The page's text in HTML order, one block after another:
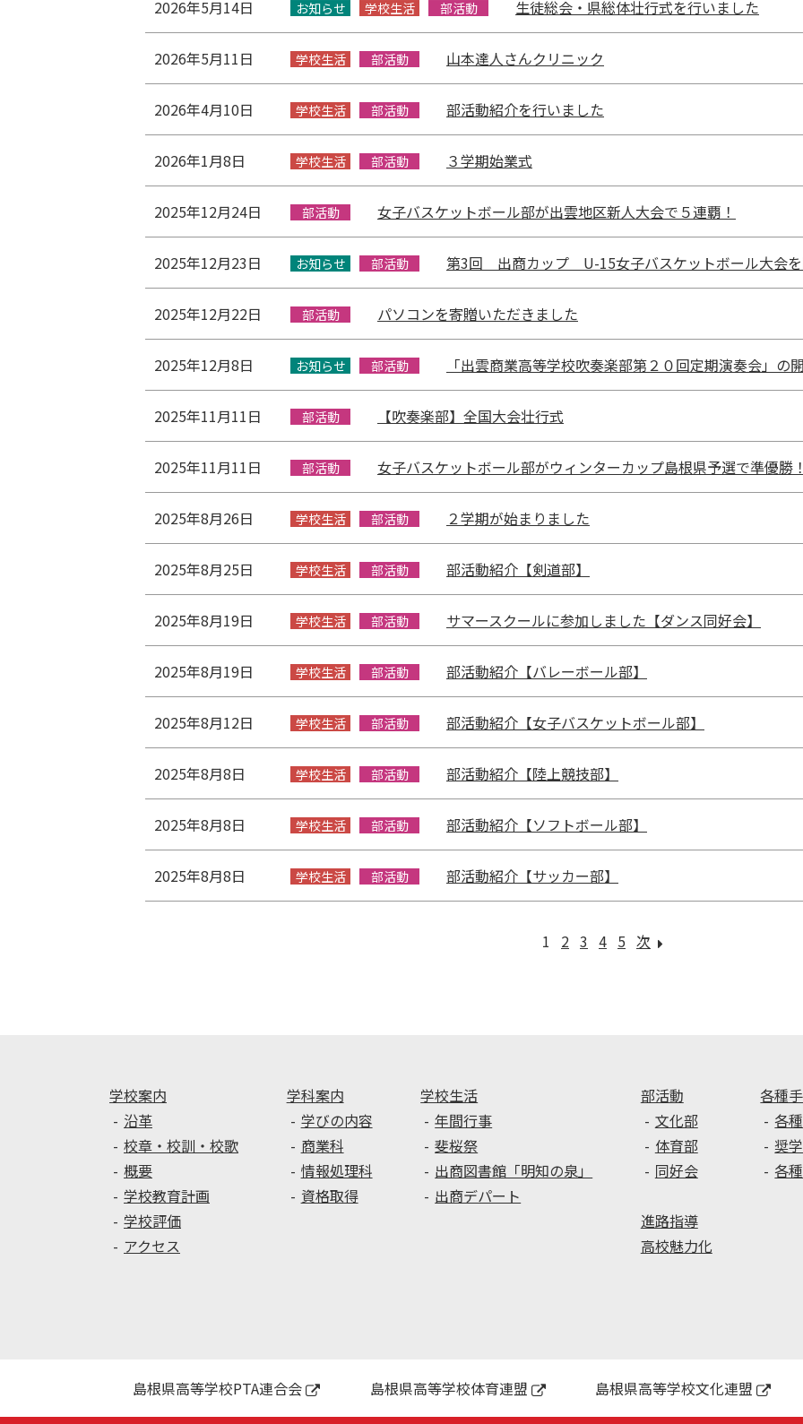
2026年5月14日 お知らせ 学校生活 部活動 生徒総会・県総体壮行式を行いました
2026年5月11日 学校生活 部活動 山本達人さんクリニック
2026年4月10日 学校生活 部活動 部活動紹介を行いました
2026年1月8日 学校生活 部活動 ３学期始業式
2025年12月24日 部活動 女子バスケットボール部が出雲地区新人大会で５連覇！
2025年12月23日 お知らせ 部活動 第3回 出商カップ U-15女子バスケットボール大会を
2025年12月22日 部活動 パソコンを寄贈いただきました
2025年12月8日 お知らせ 部活動 「出雲商業高等学校吹奏楽部第２０回定期演奏会」の
2025年11月11日 部活動 【吹奏楽部】全国大会壮行式
2025年11月11日 部活動 女子バスケットボール部がウィンターカップ島根県予選で準優勝！
2025年8月26日 学校生活 部活動 ２学期が始まりました
2025年8月25日 学校生活 部活動 部活動紹介【剣道部】
2025年8月19日 学校生活 部活動 サマースクールに参加しました【ダンス同好会】
2025年8月19日 学校生活 部活動 部活動紹介【バレーボール部】
2025年8月12日 学校生活 部活動 部活動紹介【女子バスケットボール部】
2025年8月8日 学校生活 部活動 部活動紹介【陸上競技部】
2025年8月8日 学校生活 部活動 部活動紹介【ソフトボール部】
2025年8月8日 学校生活 部活動 部活動紹介【サッカー部】
1 2 3 4 5 次
学校案内
沿革
校章・校訓・校歌
概要
学校教育計画
学校評価
アクセス
学科案内
学びの内容
商業科
情報処理科
資格取得
学校生活
年間行事
斐桜祭
出商図書館「明知の泉」
出商デパート
部活動
文化部
体育部
同好会
進路指導
高校魅力化
各種
各
奨
各
島根県高等学校PTA連合会 島根県高等学校体育連盟 島根県高等学校文化連盟